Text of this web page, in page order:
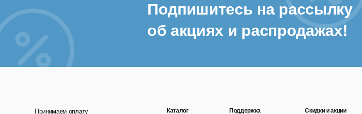
Подпишитесь на рассылку
об акциях и распродажах!
Принимаем оплату
Каталог Поддержка Скидки и акции